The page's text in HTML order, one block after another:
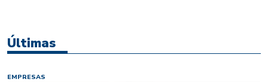
Últimas
EMPRESAS